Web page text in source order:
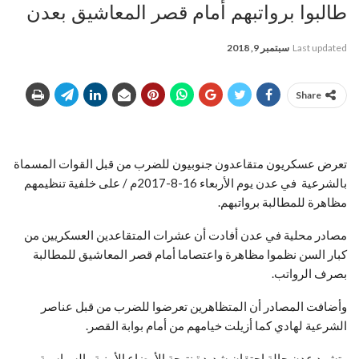
طالبوا برواتبهم أمام قصر المعاشيق بعدن
Last updated سبتمبر 9, 2018
Share
تعرض عسكريون متقاعدون جنوبيون للضرب من قبل القوات المسماة
بالشرعية في عدن يوم الأربعاء 16-8-2017م / على خلفية تنظيمهم
مظاهرة للمطالبة برواتبهم.
مصادر محلية في عدن أفادت أن عشرات المتقاعدين العسكريين من
كبار السن نظموا مظاهرة واعتصاما أمام قصر المعاشيق للمطالبة
بصرف الرواتب.
وأضافت المصادر أن المتظاهرين تعرضوا للضرب من قبل عناصر
الشرعية لهادي كما أزيلت خيامهم من أمام بوابة القصر.